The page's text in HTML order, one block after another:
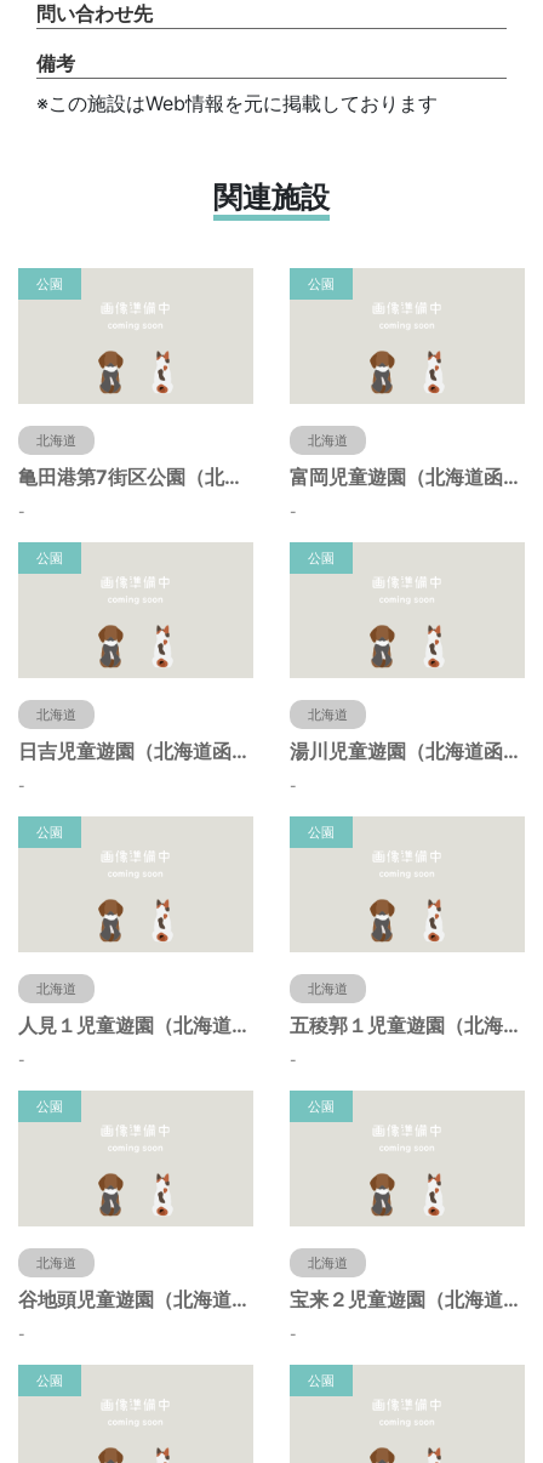
問い合わせ先
備考
※この施設はWeb情報を元に掲載しております
関連施設
公園
北海道
亀田港第7街区公園（北海道函館市）
-
公園
北海道
富岡児童遊園（北海道函館市）
-
公園
北海道
日吉児童遊園（北海道函館市）
-
公園
北海道
湯川児童遊園（北海道函館市）
-
公園
北海道
人見１児童遊園（北海道函館市）
-
公園
北海道
五稜郭１児童遊園（北海道函館市）
-
公園
北海道
谷地頭児童遊園（北海道函館市）
-
公園
北海道
宝来２児童遊園（北海道函館市）
-
公園 公園